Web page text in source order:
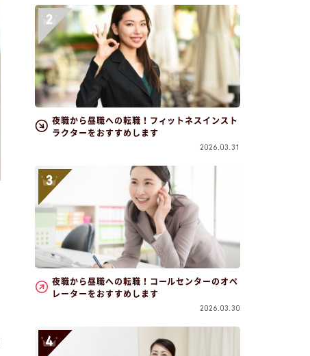
夜職から昼職への転職！フィットネスインスト
ラクターをおすすめします
2026.03.31
夜職から昼職への転職！コールセンターのオペ
レーターをおすすめします
2026.03.30